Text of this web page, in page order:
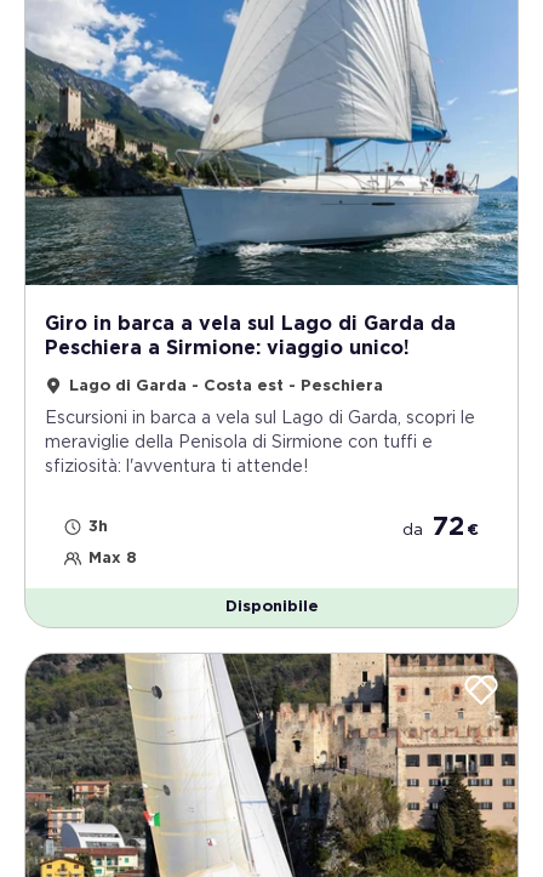
Giro in barca a vela sul Lago di Garda da
Peschiera a Sirmione: viaggio unico!
Lago di Garda - Costa est - Peschiera
Escursioni in barca a vela sul Lago di Garda, scopri le
meraviglie della Penisola di Sirmione con tuffi e
sfiziosità: l'avventura ti attende!
3h
Max 8
da 72 €
Disponibile